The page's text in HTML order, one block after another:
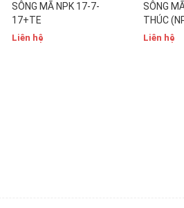
SÔNG MÃ NPK 17-7-
17+TE
Liên hệ
SÔNG
THÚC
xanh
Liên hệ